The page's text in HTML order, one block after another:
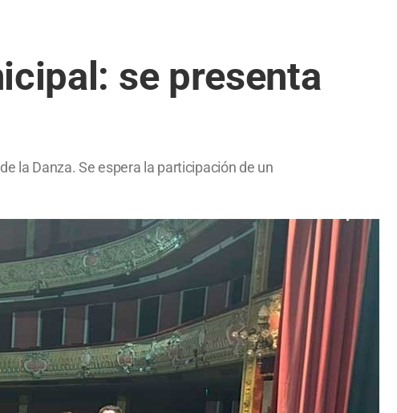
se presenta
la Danza. Se espera la participación de un